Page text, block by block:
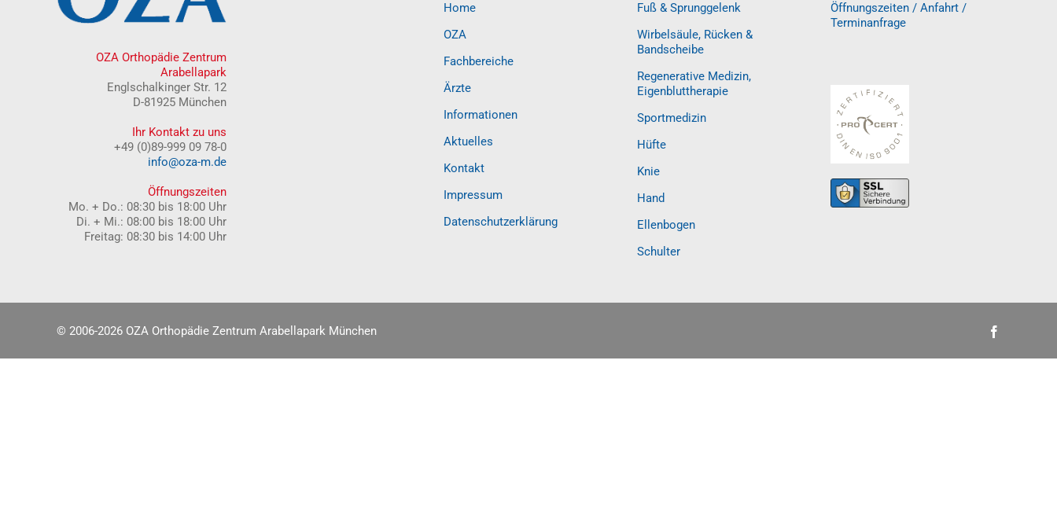
OZA Orthopädie Zentrum
Arabellapark
Englschalkinger Str. 12
D-81925 München
Ihr Kontakt zu uns
+49 (0)89-999 09 78-0
info@oza-m.de
Öffnungszeiten
Mo. + Do.: 08:30 bis 18:00 Uhr
Di. + Mi.: 08:00 bis 18:00 Uhr
Freitag: 08:30 bis 14:00 Uhr
Home
OZA
Fachbereiche
Ärzte
Informationen
Aktuelles
Kontakt
Impressum
Datenschutzerklärung
Fuß & Sprunggelenk
Wirbelsäule, Rücken &
Bandscheibe
Regenerative Medizin,
Eigenbluttherapie
Sportmedizin
Hüfte
Knie
Hand
Ellenbogen
Schulter
Öffnungszeiten / Anfahrt /
Terminanfrage
© 2006-2026 OZA Orthopädie Zentrum Arabellapark München